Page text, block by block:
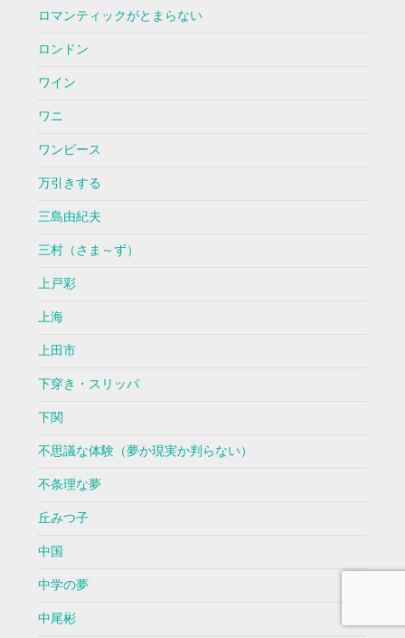
ロマンティックがとまらない
ロンドン
ワイン
ワニ
ワンピース
万引きする
三島由紀夫
三村（さま～ず）
上戸彩
上海
上田市
下穿き・スリッパ
下関
不思議な体験（夢か現実か判らない）
不条理な夢
丘みつ子
中国
中学の夢
中尾彬